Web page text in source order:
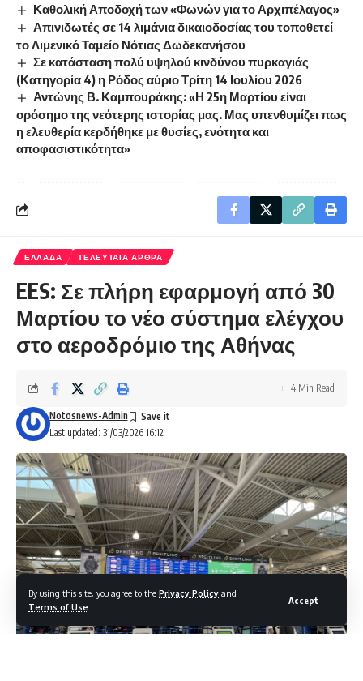
By using this site, you agree to the Privacy Policy and
Terms of Use
Accept
Καθολική Αποδοχή των «Φωνών για το Αρχιπέλαγος»
Απινιδωτές σε 14 λιμάνια δικαιοδοσίας του τοποθετεί
το Λιμενικό Ταμείο Νότιας Δωδεκανήσου
Σε κατάσταση πολύ υψηλού κινδύνου πυρκαγιάς
(Κατηγορία 4) η Ρόδος αύριο Τρίτη 14 Ιουλίου 2026
Αντώνης Β. Καμπουράκης: «Η 25η Μαρτίου είναι
ορόσημο της νεότερης ιστορίας μας. Μας υπενθυμίζει πως
η ελευθερία κερδήθηκε με θυσίες, ενότητα και
αποφασιστικότητα»
ΕΛΛΑΔΑ ΤΕΛΕΥΤΑΙΑ ΑΡΘΡΑ
EES: Σε πλήρη εφαρμογή από 30
Μαρτίου το νέο σύστημα ελέγχου
στο αεροδρόμιο της Αθήνας
Last updated: 31/03/2026 16:12
Notosnews-Admin
4 Min Read